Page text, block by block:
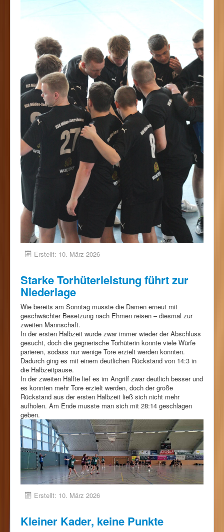
Erstellt: 10. März 2026
Starke Torhüterleistung führt zur
Niederlage
Wie bereits am Sonntag musste die Damen erneut mit
geschwächter Besetzung nach Ehmen reisen – diesmal zur
zweiten Mannschaft.
In der ersten Halbzeit wurde zwar immer wieder der Abschluss
gesucht, doch die gegnerische Torhüterin konnte viele Würfe
parieren, sodass nur wenige Tore erzielt werden konnten.
Dadurch ging es mit einem deutlichen Rückstand von 14:3 in
die Halbzeitpause.
In der zweiten Hälfte lief es im Angriff zwar deutlich besser und
es konnten mehr Tore erzielt werden, doch der große
Rückstand aus der ersten Halbzeit ließ sich nicht mehr
aufholen. Am Ende musste man sich mit 28:14 geschlagen
geben.
Erstellt: 10. März 2026
Kleiner Kader, keine Punkte